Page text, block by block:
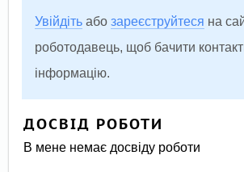
Увійдіть абозареєструйтеся на
роботодавець, щоб бачити
інформацію.
ДОСВІД РОБОТИ
В мене немає досвіду роботи